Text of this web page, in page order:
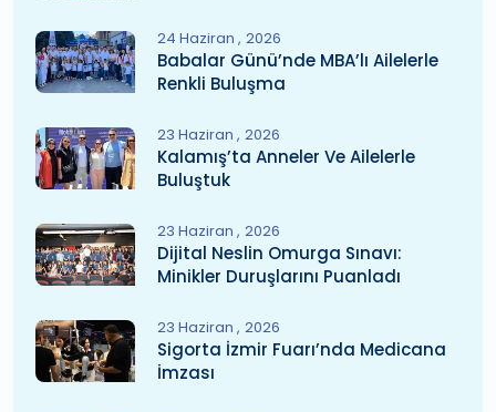
24 Haziran 2026
Babalar Günü’nde MBA’lı Ailelerle
Renkli Buluşma
23 Haziran 2026
Kalamış’ta Anneler Ve Ailelerle
Buluştuk
23 Haziran 2026
Dijital Neslin Omurga Sınavı:
Minikler Duruşlarını Puanladı
23 Haziran 2026
Sigorta İzmir Fuarı’nda Medicana
İmzası